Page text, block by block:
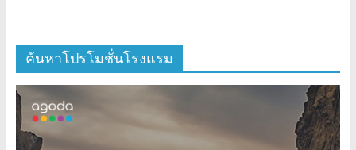
ค้นหาโปรโมชั่นโรงแรม